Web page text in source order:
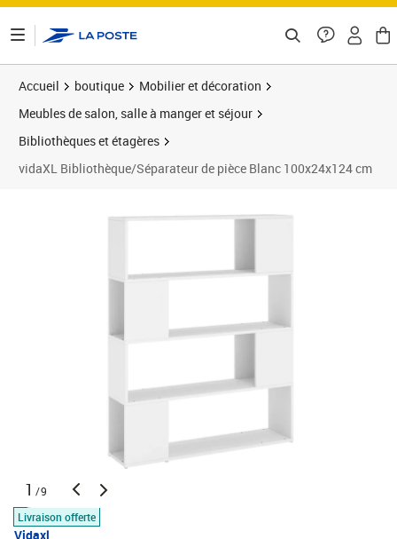
Accueil boutique
Mobilier et décoration
Meubles de salon, salle à manger et séjour
Bibliothèques et étagères
vidaXL Bibliothèque/Séparateur de pièce Blanc 100x24x124 cm
1 /9
Livraison offerte
Vidaxl